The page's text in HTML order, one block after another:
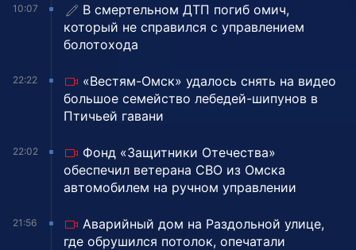
10:07
В смертельном ДТП погиб омич,
который не справился с управлением
болотохода
22:22
«Вестям-Омск» удалось снять на видео
большое семейство лебедей-шипунов в
Птичьей гавани
22:02
Фонд «Защитники Отечества»
обеспечил ветерана СВО из Омска
автомобилем на ручном управлении
21:56
Аварийный дом на Раздольной улице,
где обрушился потолок, опечатали